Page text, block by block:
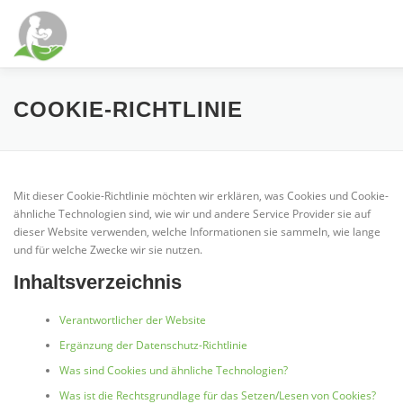
Inhalt
springen
WILLKOMMEN DIENSTLEISTUNGEN
COOKIE-RICHTLINIE
Mit dieser Cookie-Richtlinie möchten wir erklären, was Cookies und Cookie-
ähnliche Technologien sind, wie wir und andere Service Provider sie auf
dieser Website verwenden, welche Informationen sie sammeln, wie lange
und für welche Zwecke wir sie nutzen.
Inhaltsverzeichnis
Verantwortlicher der Website
Ergänzung der Datenschutz-Richtlinie
Was sind Cookies und ähnliche Technologien?
Was ist die Rechtsgrundlage für das Setzen/Lesen von Cookies?